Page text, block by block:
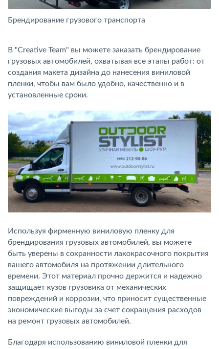
Брендирование грузового транспорта
В "Creative Team" вы можете заказать брендирование
грузовых автомобилей, охватывая все этапы работ: от
создания макета дизайна до нанесения виниловой
пленки, чтобы вам было удобно, качественно и в
установленные сроки.
Используя фирменную виниловую пленку для
брендирования грузовых автомобилей, вы можете
быть уверены в сохранности лакокрасочного покрытия
вашего автомобиля на протяжении длительного
времени. Этот материал прочно держится и надежно
защищает кузов грузовика от механических
повреждений и коррозии, что приносит существенные
экономические выгоды за счет сокращения расходов
на ремонт грузовых автомобилей.
Благодаря использованию виниловой пленки для